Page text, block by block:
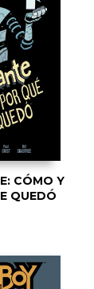
CÓMO Y
QUEDÓ